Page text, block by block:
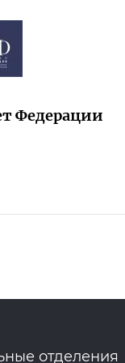
Федерации
отделения